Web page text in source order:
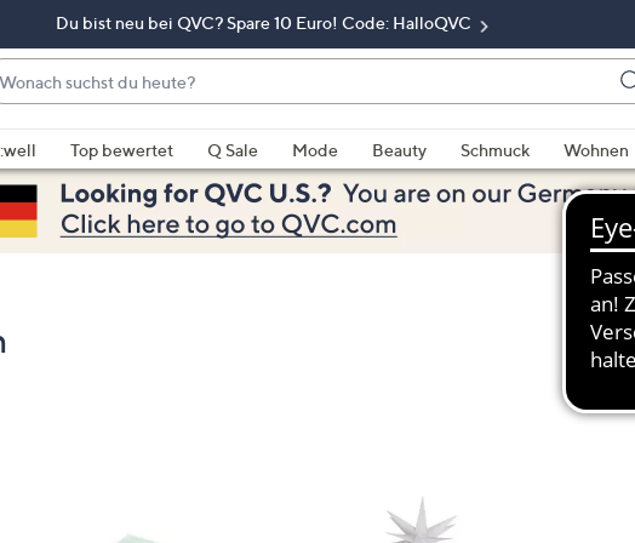
Du bist neu bei QVC? Spare 10 Euro! Code: HalloQVC
Top bewertet Q Sale Mode Beauty Schmuck Wohnen